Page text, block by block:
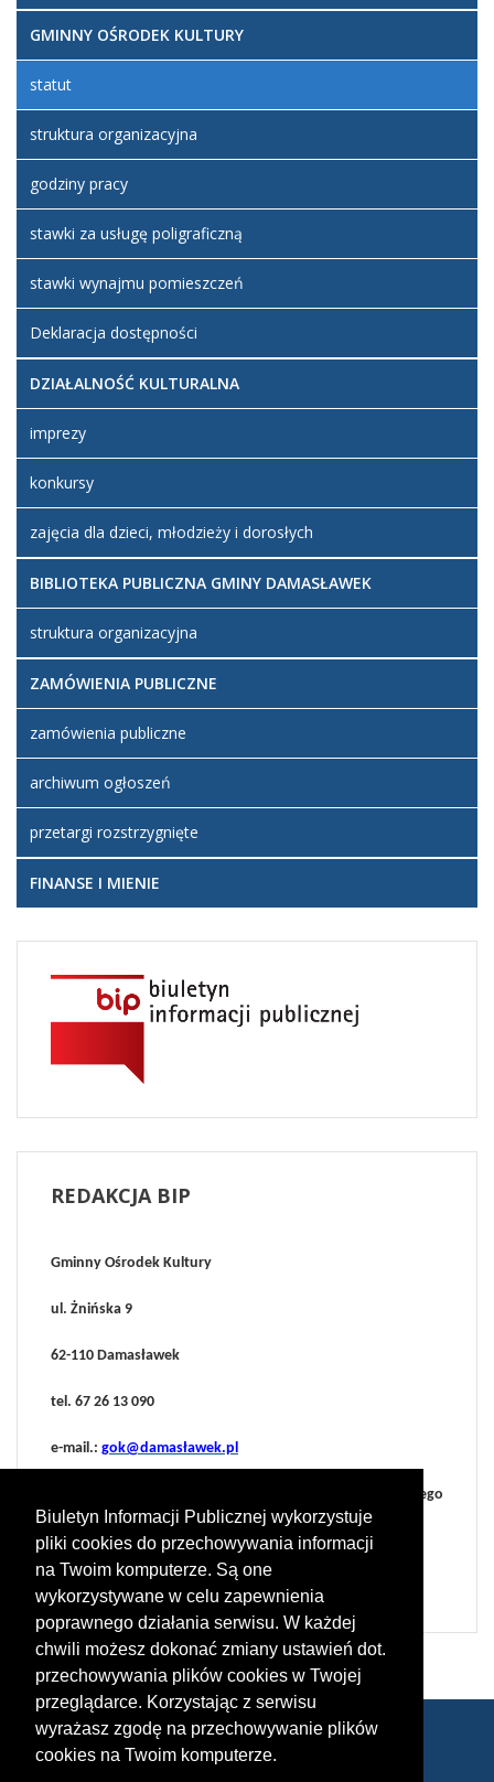
Biuletyn Informacji Publicznej wykorzystuje
pliki cookies do przechowywania informacji
na Twoim komputerze. Są one
wykorzystywane w celu zapewnienia
poprawnego działania serwisu. W każdej
chwili możesz dokonać zmiany ustawień dot.
przechowywania plików cookies w Twojej
przeglądarce. Korzystając z serwisu
wyrażasz zgodę na przechowywanie plików
cookies na Twoim komputerze.
Dodane
załączniki
2020 22:06
GMINNY OŚRODEK KULTURY
statut
struktura organizacyjna
godziny pracy
stawki za usługę poligraficzną
stawki wynajmu pomieszczeń
Deklaracja dostępności
DZIAŁALNOŚĆ KULTURALNA
imprezy
konkursy
zajęcia dla dzieci, młodzieży i dorosłych
BIBLIOTEKA PUBLICZNA GMINY DAMASŁAWEK
struktura organizacyjna
ZAMÓWIENIA PUBLICZNE
zamówienia publiczne
archiwum ogłoszeń
przetargi rozstrzygnięte
FINANSE I MIENIE
REDAKCJABIP
Gminny Ośrodek Kultury
ul. Żnińska 9
62-110 Damasławek
tel. 67 26 13 090
e-mail.: gok@damasławek.pl
administrator: Maciej Jerzakowski (Dyrektor Gminnego
Ośrodka Kultury w Damasławku)
e-mail.:gok@damaslawek.pl